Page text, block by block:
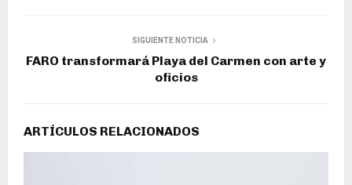
SIGUIENTE NOTICIA
FARO transformará Playa del Carmen con arte y
oficios
ARTÍCULOS RELACIONADOS